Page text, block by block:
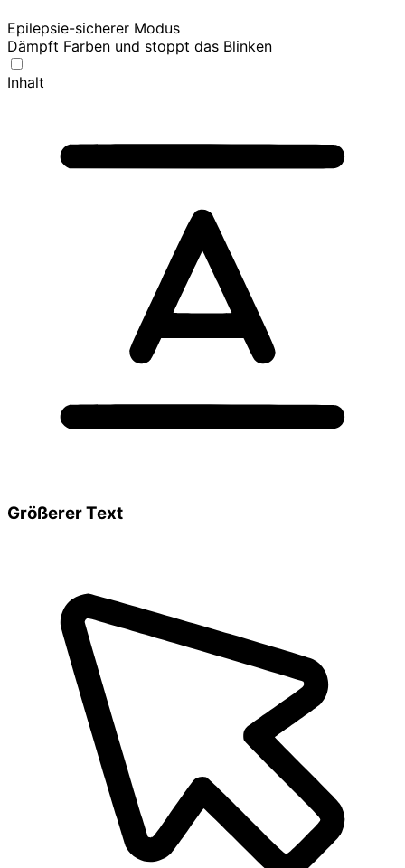
Epilepsie-sicherer Modus
Dämpft Farben und stoppt das Blinken
Inhalt
Größerer Text